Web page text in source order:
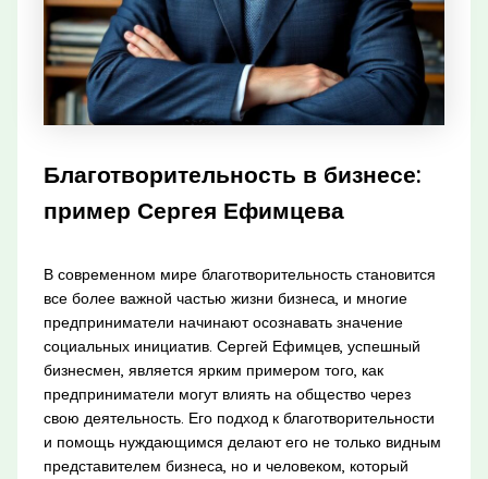
Благотворительность в бизнесе:
пример Сергея Ефимцева
В современном мире благотворительность становится
все более важной частью жизни бизнеса, и многие
предприниматели начинают осознавать значение
социальных инициатив. Сергей Ефимцев, успешный
бизнесмен, является ярким примером того, как
предприниматели могут влиять на общество через
свою деятельность. Его подход к благотворительности
и помощь нуждающимся делают его не только видным
представителем бизнеса, но и человеком, который